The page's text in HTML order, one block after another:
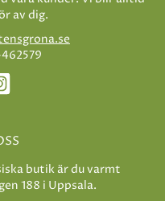
av dig.
butik är du varmt
188 i Uppsala.